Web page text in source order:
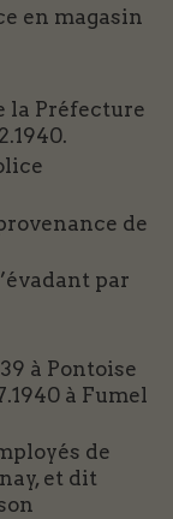
en magasin
la Préfecture
de
par
à Pontoise
à Fumel
de
et dit